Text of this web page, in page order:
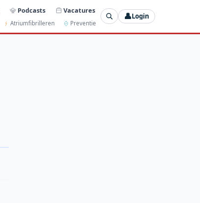
Podcasts Vacatures
Atriumfibrilleren Preventie
👤Login